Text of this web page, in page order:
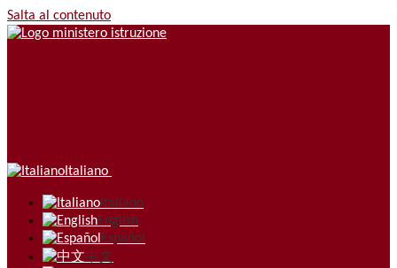
Salta al contenuto
Italiano
Italiano
English
Español
中文